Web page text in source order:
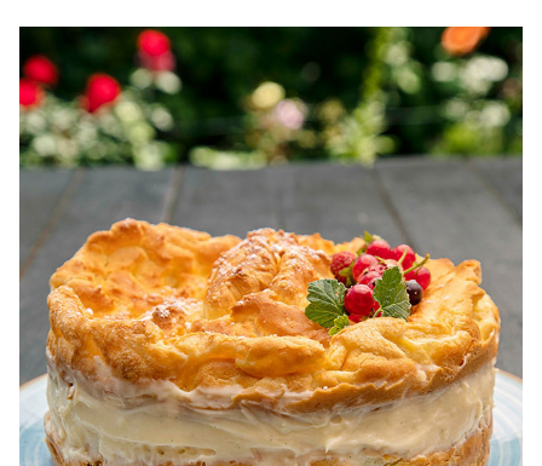
dietetice. Idei retete dietetice. 100 Retete mancare
pentru dieta.